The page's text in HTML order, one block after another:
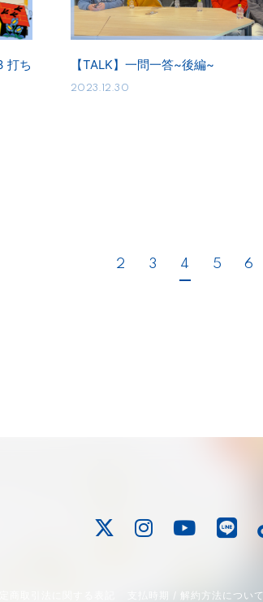
打ち
【TALK】一問一答~後編~
2023.12.30
2 3 4 5 6
支払時期 / 解約方法について